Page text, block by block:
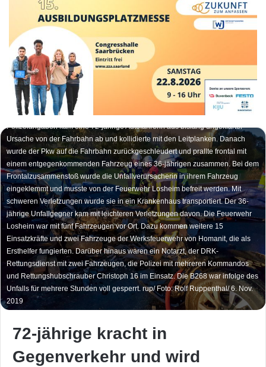
Zwei Verletzte und zwei Mal Totalschaden, das ist die Bilanz eines
schweren Verkehrsunfalls, der am frühen Mittwochabend die Bundesstraße
268 zwischen Losheim und Nunkirchen in Höhe von Homanit blockierte. Nach
Polizeiangaben kam eine 72-jährige Autofahrerin aus bislang ungeklärter
Ursache von der Fahrbahn ab und kollidierte mit den Leitplanken. Danach
wurde der Pkw auf die Fahrbahn zurückgeschleudert und prallte frontal mit
einem entgegenkommenden Fahrzeug eines 36-jährigen zusammen. Bei dem
Frontalzusammenstoß wurde die Unfallverursacherin in ihrem Fahrzeug
eingeklemmt und musste von der Feuerwehr Losheim befreit werden. Mit
schweren Verletzungen wurde sie in ein Krankenhaus transportiert. Der 36-
jährige Unfallgegner kam mit leichteren Verletzungen davon. Die Feuerwehr
Losheim war mit fünf Fahrzeugen vor Ort. Dazu kommen weitere 15
Einsatzkräfte und zwei Fahrzeuge der Werksfeuerwehr von Homanit, die als
Ersthelfer fungierten. Darüber hinaus waren ein Notarzt, der DRK-
Rettungsdienst mit zwei Fahrzeugen, die Polizei mit mehreren Kommandos
und Rettungshubschrauber Christoph 16 im Einsatz. Die B268 war infolge des
Unfalls für mehrere Stunden voll gesperrt. rup/ Foto: Rolf Ruppenthal/ 6. Nov.
2019
72-jährige kracht in
Gegenverkehr und wird